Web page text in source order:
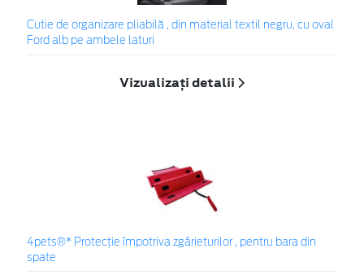
Cutie de organizare pliabilă , din material textil negru, cu oval
Ford alb pe ambele laturi
Vizualizați detalii
4pets®* Protecție împotriva zgârieturilor , pentru bara din
spate